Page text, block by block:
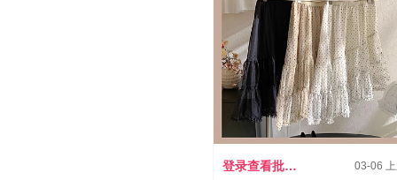
登录查看批发价
03-06